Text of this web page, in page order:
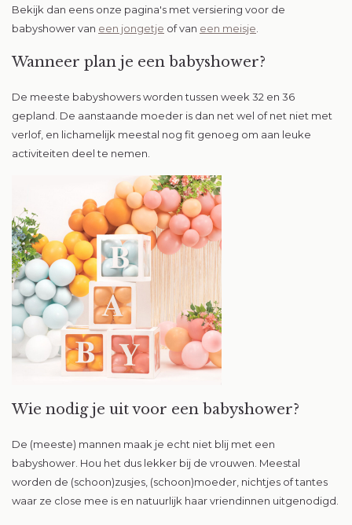
Bekijk dan eens onze pagina's met versiering voor de
babyshower van een jongetje of van een meisje
Wanneer plan je een babyshower?
De meeste babyshowers worden tussen week 32 en 36
gepland. De aanstaande moeder is dan net wel of net niet met
verlof, en lichamelijk meestal nog fit genoeg om aan leuke
activiteiten deel te nemen.
Wie nodig je uit voor een babyshower?
De (meeste) mannen maak je echt niet blij met een
babyshower. Hou het dus lekker bij de vrouwen. Meestal
worden de (schoon)zusjes, (schoon)moeder, nichtjes of tantes
waar ze close mee is en natuurlijk haar vriendinnen uitgenodigd.